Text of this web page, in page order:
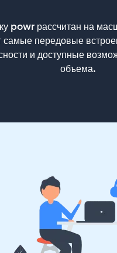
powr рассчитан на
самые передовые
и доступные
объема.